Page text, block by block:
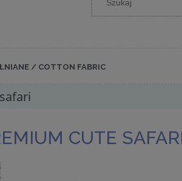
/ COTTON FABRIC
CUTE